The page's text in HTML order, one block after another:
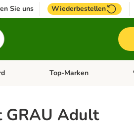
Sie uns Wiederbestellen
Menü öffnen: VogelKategorie-Menü öffnen: Pferd
Top-Marken
GRAU Adult